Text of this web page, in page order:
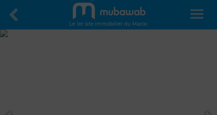
Le 1er site immobilier du Maroc